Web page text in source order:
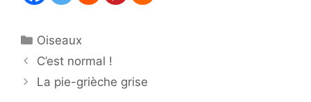
Catégories
Oiseaux
C’est normal !
La pie-grièche grise